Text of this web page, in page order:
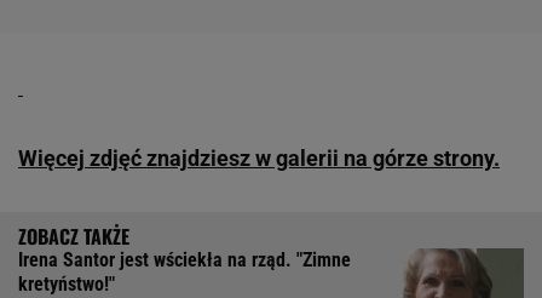
Więcej zdjęć znajdziesz w galerii na górze strony.
Irena Santor jest wściekła na rząd. "Zimne
kretyństwo!"